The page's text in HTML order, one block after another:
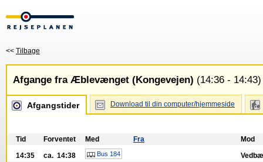
<< Tilbage
Afgange fra Æblevænget (Kongevejen) (14:36 - 14:43)
Afgangstider Download til din computer/hjemmeside
Tid Forventet Med Fra
Mod
14:35
ca. 14:38 Bus 184